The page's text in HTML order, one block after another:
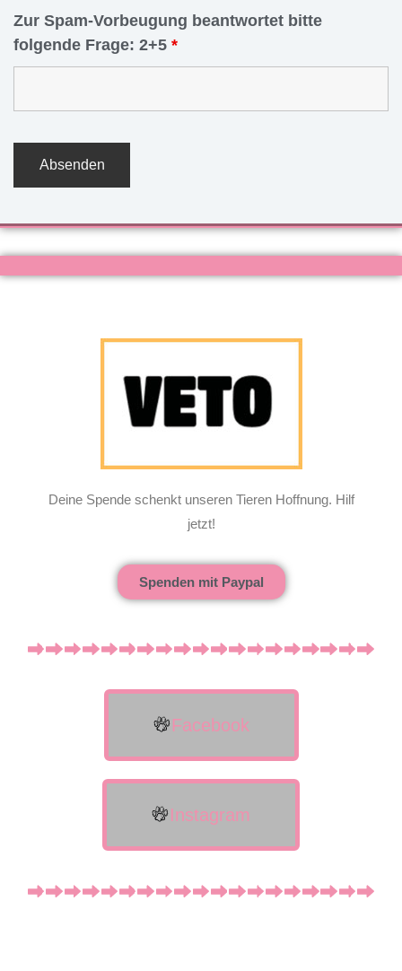
Zur Spam-Vorbeugung beantwortet bitte
folgende Frage: 2+5 *
Deine Spende schenkt unseren Tieren Hoffnung. Hilf
jetzt!
Spenden mit Paypal
Facebook
Instagram